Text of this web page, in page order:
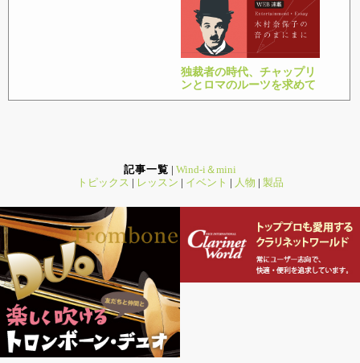
独裁者の時代、チャップリ
ンとロマのルーツを求めて
記事一覧 | Wind-i＆mini
トピックス | レッスン | イベント | 人物 | 製品